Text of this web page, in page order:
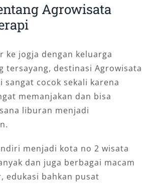
Agrowisata
ke jogja dengan keluarga
tersayang, destinasi Agrowisata
sangat cocok sekali karena
memanjakan dan bisa
liburan menjadi
menjadi kota no 2 wisata
dan juga berbagai macam
edukasi bahkan pusat